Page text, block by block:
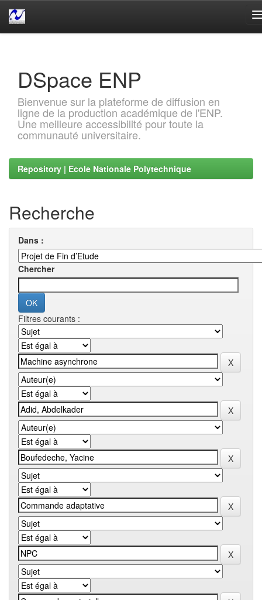
DSpace ENP
Bienvenue sur la plateforme de diffusion en
ligne de la production académique de l'ENP.
Une meilleure accessibilité pour toute la
communauté universitaire.
Repository | Ecole Nationale Polytechnique
Recherche
Dans :
Chercher
Filtres courants :